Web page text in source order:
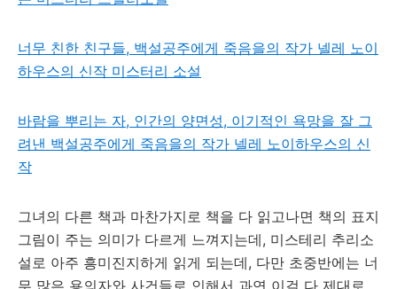
너무 친한 친구들, 백설공주에게 죽음을의 작가 넬레 노이
하우스의 신작 미스터리 소설
바람을 뿌리는 자, 인간의 양면성, 이기적인 욕망을 잘 그
려낸 백설공주에게 죽음을의 작가 넬레 노이하우스의 신
작
그녀의 다른 책과 마찬가지로 책을 다 읽고나면 책의 표지
그림이 주는 의미가 다르게 느껴지는데, 미스테리 추리소
설로 아주 흥미진지하게 읽게 되는데, 다만 초중반에는 너
무 많은 용의자와 사건들로 인해서 과연 이걸 다 제대로